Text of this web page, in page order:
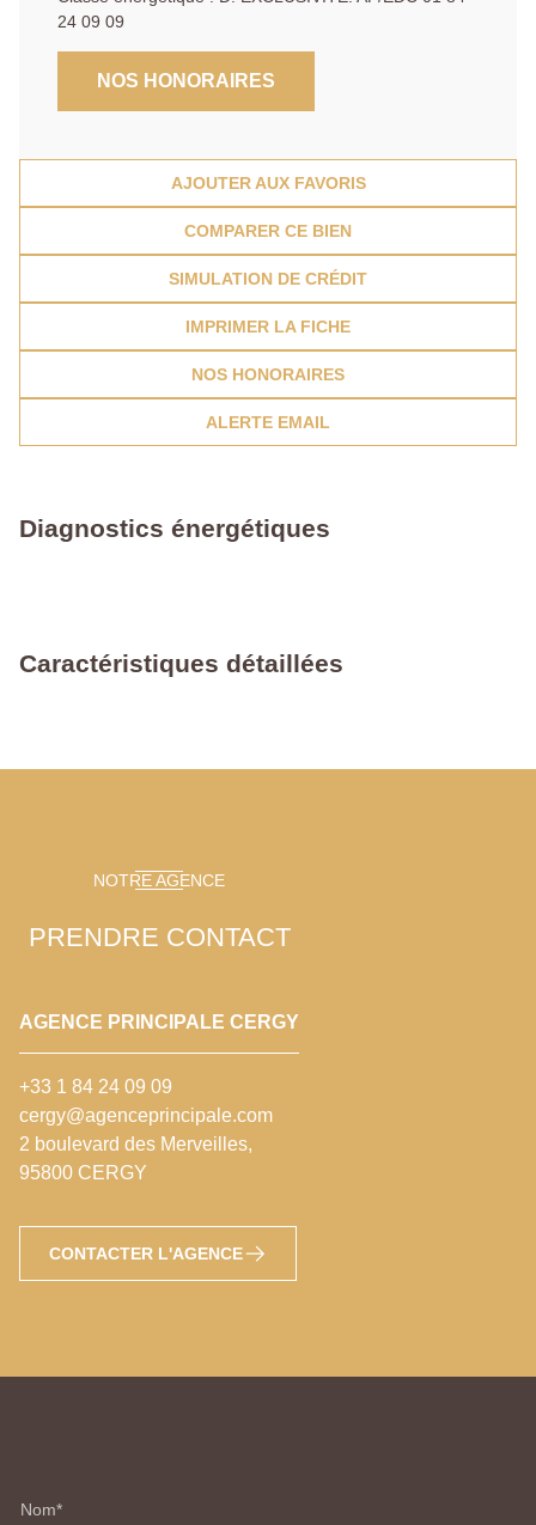
24 09 09
NOS HONORAIRES
AJOUTER AUX FAVORIS
COMPARER CE BIEN
SIMULATION DE CRÉDIT
IMPRIMER LA FICHE
NOS HONORAIRES
ALERTE EMAIL
Diagnostics énergétiques
Caractéristiques détaillées
NOTRE AGENCE
PRENDRE CONTACT
AGENCE PRINCIPALE CERGY
+33 1 84 24 09 09
cergy@agenceprincipale.com
2 boulevard des Merveilles,
95800 CERGY
CONTACTER L'AGENCE
Nom